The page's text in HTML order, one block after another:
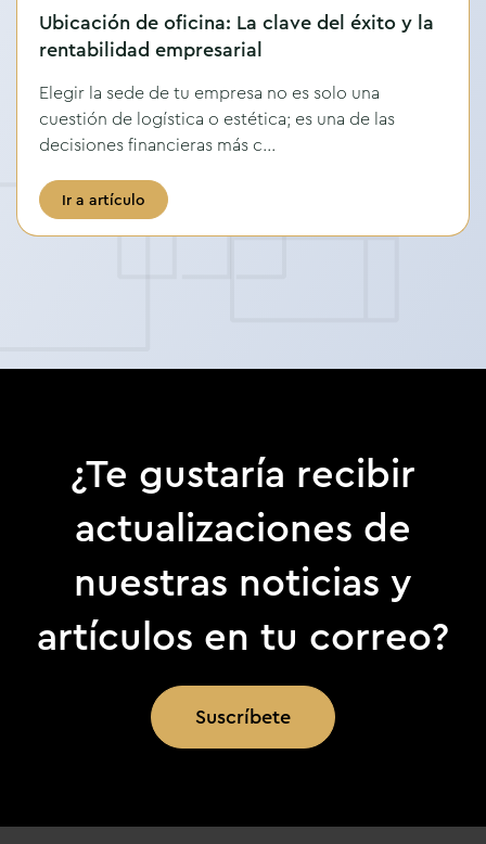
Ubicación de oficina: La clave del éxito y la
rentabilidad empresarial
Elegir la sede de tu empresa no es solo una
cuestión de logística o estética; es una de las
decisiones financieras más c...
Ir a artículo
¿Te gustaría recibir
actualizaciones de
nuestras noticias y
artículos en tu correo?
Suscríbete